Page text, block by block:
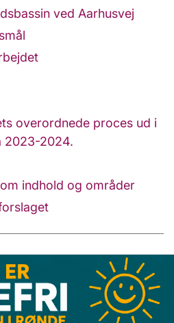
ved Aarhusvej
2023-2024.
om indhold og områder